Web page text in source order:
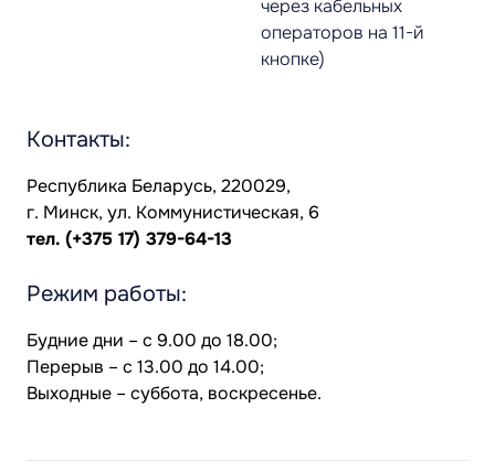
через кабельных
операторов на 11-й
кнопке)
Контакты:
Республика Беларусь, 220029,
г. Минск, ул. Коммунистическая, 6
тел. (+375 17) 379-64-13
Режим работы:
Будние дни – с 9.00 до 18.00;
Перерыв – с 13.00 до 14.00;
Выходные – суббота, воскресенье.